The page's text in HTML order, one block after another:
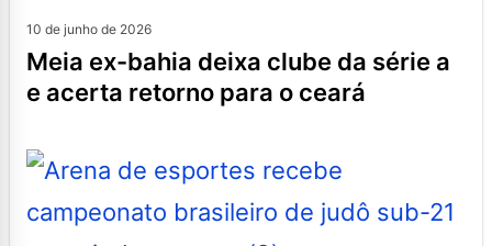
10 de junho de 2026
meia ex-bahia deixa clube da série a
e acerta retorno para o ceará